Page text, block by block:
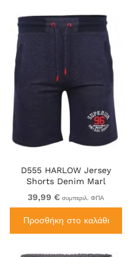
D555 HARLOW Jersey
Shorts Denim Marl
39,99 € συμπεριλ. ΦΠΑ
Προσθήκη στο καλάθι